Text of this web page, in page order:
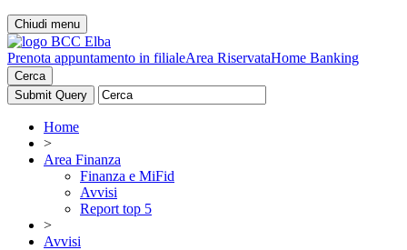
Chiudi menu
Prenota appuntamento in filialeArea RiservataHome Banking
Cerca
Home
>
Area Finanza
Finanza e MiFid
Avvisi
Report top 5
>
Avvisi